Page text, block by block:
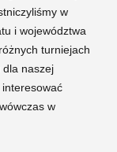
w
i województwa
turniejach
dla naszej
interesować
w